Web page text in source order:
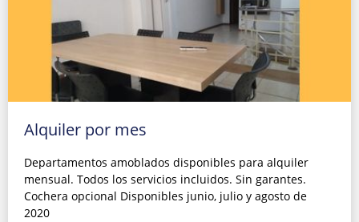
Alquiler por mes
Departamentos amoblados disponibles para alquiler
mensual. Todos los servicios incluidos. Sin garantes.
Cochera opcional Disponibles junio, julio y agosto de
2020